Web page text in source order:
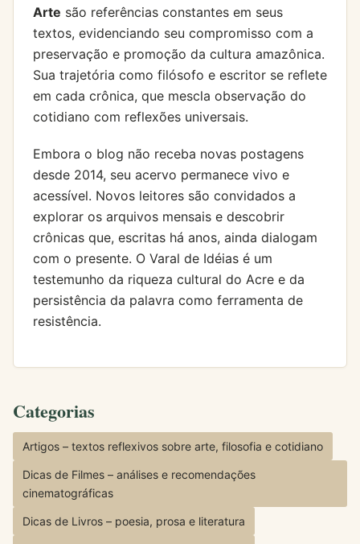
Arte são referências constantes em seus
textos, evidenciando seu compromisso com a
preservação e promoção da cultura amazônica.
Sua trajetória como filósofo e escritor se reflete
em cada crônica, que mescla observação do
cotidiano com reflexões universais.
Embora o blog não receba novas postagens
desde 2014, seu acervo permanece vivo e
acessível. Novos leitores são convidados a
explorar os arquivos mensais e descobrir
crônicas que, escritas há anos, ainda dialogam
com o presente. O Varal de Idéias é um
testemunho da riqueza cultural do Acre e da
persistência da palavra como ferramenta de
resistência.
Categorias
Artigos – textos reflexivos sobre arte, filosofia e cotidiano
Dicas de Filmes – análises e recomendações
cinematográficas
Dicas de Livros – poesia, prosa e literatura